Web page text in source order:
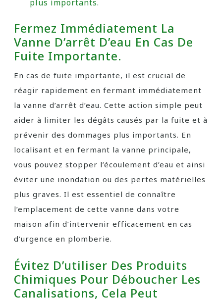
plus importants.
Fermez Immédiatement La
Vanne D’arrêt D’eau En Cas De
Fuite Importante.
En cas de fuite importante, il est crucial de
réagir rapidement en fermant immédiatement
la vanne d’arrêt d’eau. Cette action simple peut
aider à limiter les dégâts causés par la fuite et à
prévenir des dommages plus importants. En
localisant et en fermant la vanne principale,
vous pouvez stopper l’écoulement d’eau et ainsi
éviter une inondation ou des pertes matérielles
plus graves. Il est essentiel de connaître
l’emplacement de cette vanne dans votre
maison afin d’intervenir efficacement en cas
d’urgence en plomberie.
Évitez D’utiliser Des Produits
Chimiques Pour Déboucher Les
Canalisations, Cela Peut